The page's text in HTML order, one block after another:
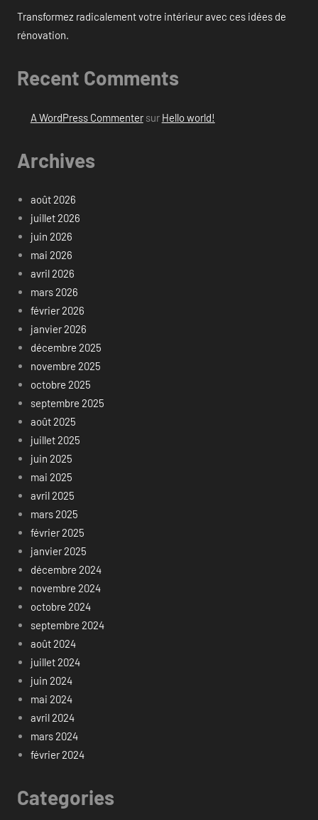
Transformez radicalement votre intérieur avec ces idées de
rénovation.
Recent Comments
A WordPress Commentersur Hello world!
Archives
août 2026
juillet 2026
juin 2026
mai 2026
avril 2026
mars 2026
février 2026
janvier 2026
décembre 2025
novembre 2025
octobre 2025
septembre 2025
août 2025
juillet 2025
juin 2025
mai 2025
avril 2025
mars 2025
février 2025
janvier 2025
décembre 2024
novembre 2024
octobre 2024
septembre 2024
août 2024
juillet 2024
juin 2024
mai 2024
avril 2024
mars 2024
février 2024
Categories